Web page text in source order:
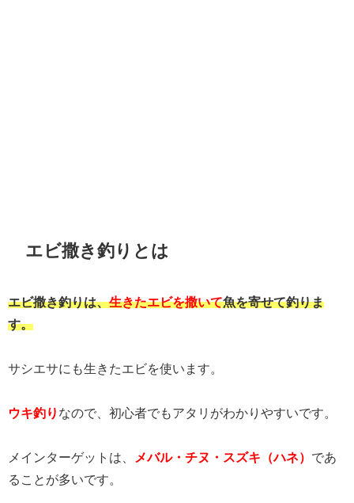
エビ撒き釣りとは
エビ撒き釣りは、生きたエビを撒いて魚を寄せて釣りま
す。
サシエサにも生きたエビを使います。
ウキ釣り なので、初心者でもアタリがわかりやすいです。
メインターゲットは、 メバル・チヌ・スズキ（ハネ） であ
ることが多いです。